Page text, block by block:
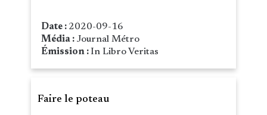
Date : 2020-09-16
Média : Journal Métro
Émission :In Libro Veritas
Faire le poteau